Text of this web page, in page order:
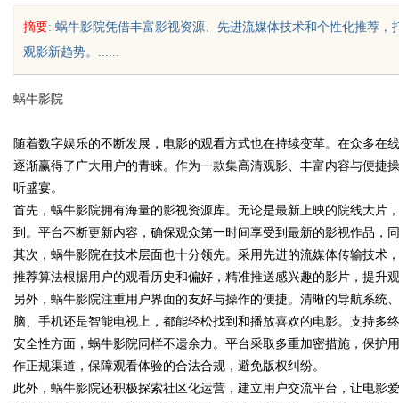
uz
摘要: 蜗牛影院凭借丰富影视资源、先进流媒体技术和个性化推荐
观影新趋势。......
蜗牛影院
随着数字娱乐的不断发展，电影的观看方式也在持续变革。在众多在
逐渐赢得了广大用户的青睐。作为一款集高清观影、丰富内容与便捷
听盛宴。
首先，蜗牛影院拥有海量的影视资源库。无论是最新上映的院线大片
到。平台不断更新内容，确保观众第一时间享受到最新的影视作品，
其次，蜗牛影院在技术层面也十分领先。采用先进的流媒体传输技术
推荐算法根据用户的观看历史和偏好，精准推送感兴趣的影片，提升
另外，蜗牛影院注重用户界面的友好与操作的便捷。清晰的导航系统
脑、手机还是智能电视上，都能轻松找到和播放喜欢的电影。支持多
安全性方面，蜗牛影院同样不遗余力。平台采取多重加密措施，保护
作正规渠道，保障观看体验的合法合规，避免版权纠纷。
此外，蜗牛影院还积极探索社区化运营，建立用户交流平台，让电影
配眼镜
就诊避坑攻略